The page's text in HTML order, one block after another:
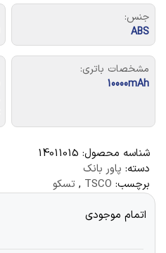
جنس:
ABS
مشخصات باتری:
10000mAh
شناسه محصول: 14011015
دسته: پاور بانک
برچسب: TSCO
, تسکو
اتمام موجودی